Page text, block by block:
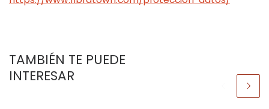
TAMBIÉN TE PUEDE
INTERESAR